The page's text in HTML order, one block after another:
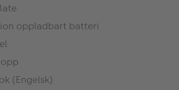
oppladbart batteri
(Engelsk)